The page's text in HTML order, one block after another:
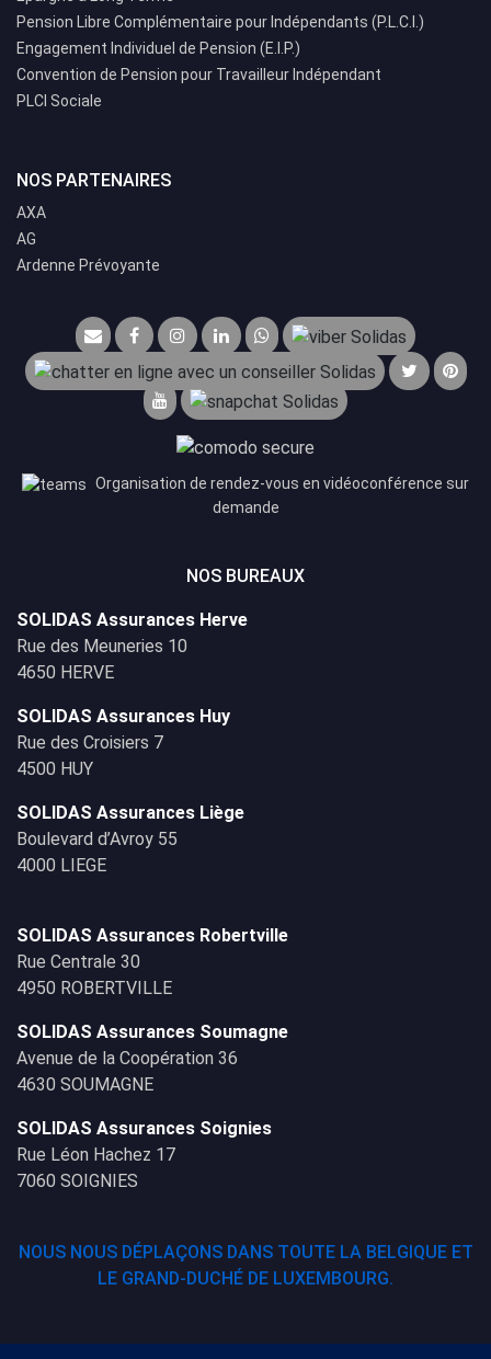
Pension Libre Complémentaire pour Indépendants (P.L.C.I.)
Engagement Individuel de Pension (E.I.P.)
Convention de Pension pour Travailleur Indépendant
PLCI Sociale
NOS PARTENAIRES
AXA
AG
Ardenne Prévoyante
Organisation de rendez-vous en vidéoconférence sur
demande
NOS BUREAUX
SOLIDAS Assurances Herve
Rue des Meuneries 10
4650 HERVE
SOLIDAS Assurances Huy
Rue des Croisiers 7
4500 HUY
SOLIDAS Assurances Liège
Boulevard d’Avroy 55
4000 LIEGE
SOLIDAS Assurances Robertville
Rue Centrale 30
4950 ROBERTVILLE
SOLIDAS Assurances Soumagne
Avenue de la Coopération 36
4630 SOUMAGNE
SOLIDAS Assurances Soignies
Rue Léon Hachez 17
7060 SOIGNIES
NOUS NOUS DÉPLAÇONS DANS TOUTE LA BELGIQUE ET
LE GRAND-DUCHÉ DE LUXEMBOURG.